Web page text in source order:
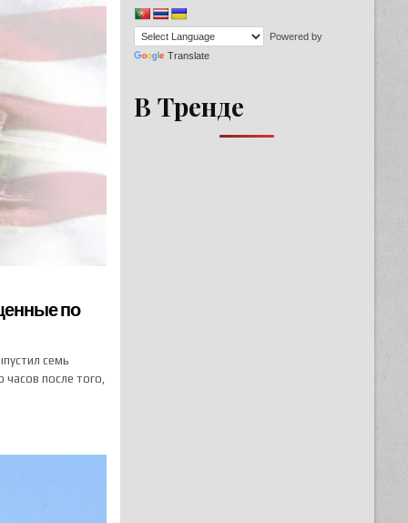
по
семь
после того,
Powered by
Translate
В Тренде